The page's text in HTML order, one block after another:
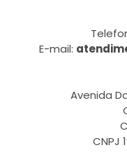
E-mail:
Avenida
CNPJ